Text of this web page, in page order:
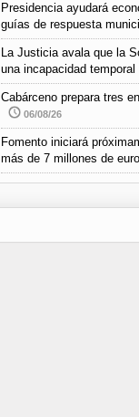
Presidencia ayudará
guías de respuesta
La Justicia avala que la
una incapacidad temporal
Cabárceno prepara tres
06/08/26
Fomento iniciará
más de 7 millones de